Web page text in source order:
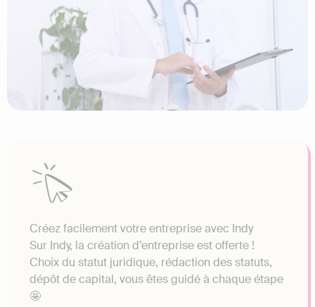
Créez facilement votre entreprise avec Indy
Sur Indy, la création d’entreprise est offerte !
Choix du statut juridique, rédaction des statuts,
dépôt de capital, vous êtes guidé à chaque étape
🤩